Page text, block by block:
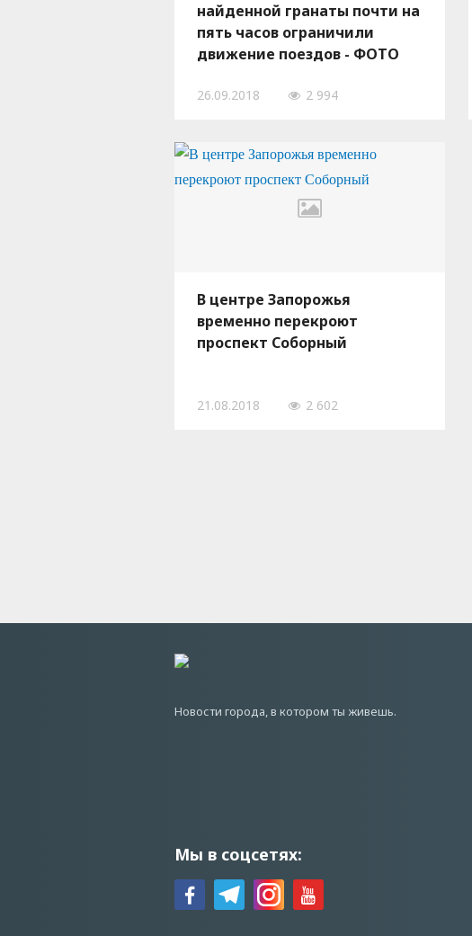
найденной гранаты почти на
пять часов ограничили
движение поездов - ФОТО
26.09.2018 2 994
В центре Запорожья
временно перекроют
проспект Соборный
21.08.2018 2 602
Новости города, в котором ты живешь.
Мы в соцсетях: